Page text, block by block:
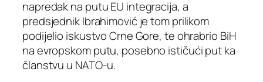
napredak na putu EU integracija, a
predsjednik Ibrahimović je tom prilikom
podijelio iskustvo Crne Gore, te ohrabrio BiH
na evropskom putu, posebno ističući put ka
članstvu u NATO-u.